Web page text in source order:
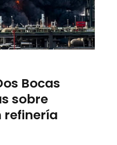
Bocas
sobre
refinería